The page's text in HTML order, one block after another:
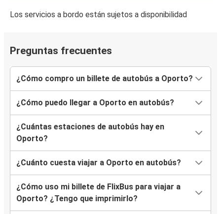
Oporto
Oporto
Oporto
Oporto
Vila Real
Oporto
Cascais
Los servicios a bordo están sujetos a disponibilidad
Preguntas frecuentes
¿Cómo compro un billete de autobús a Oporto?
¿Cómo puedo llegar a Oporto en autobús?
¿Cuántas estaciones de autobús hay en
Oporto?
¿Cuánto cuesta viajar a Oporto en autobús?
¿Cómo uso mi billete de FlixBus para viajar a
Oporto? ¿Tengo que imprimirlo?